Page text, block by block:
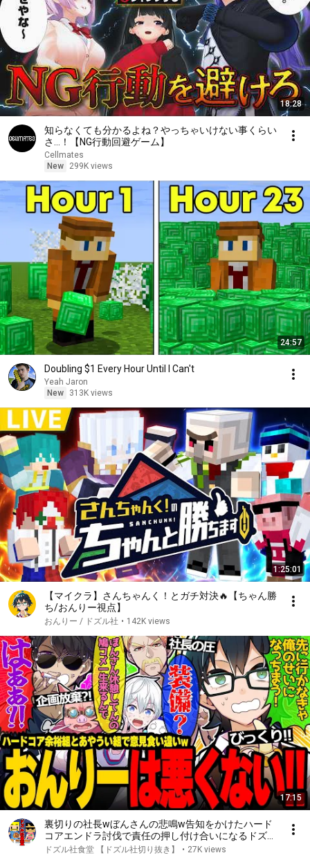
18:28
知らなくても分かるよね？やっちゃいけない事くらい
さ…！【NG行動回避ゲーム】
Cellmates
New
299K views
24:57
Doubling $1 Every Hour Until I Can't
Yeah Jaron
New
313K views
1:25:01
【マイクラ】さんちゃんく！とガチ対決🔥【ちゃん勝
ち/おんりー視点】
おんりー / ドズル社 • 142K views
17:15
裏切りの社長wぼんさんの悲鳴w告知をかけたハード
コアエンドラ討伐で責任の押し付け合いになるドズル
社が面白すぎたw【ドズル社/切り抜き】【ドズル/ぼ
ドズル社食堂 【ドズル社切り抜き】 • 27K views